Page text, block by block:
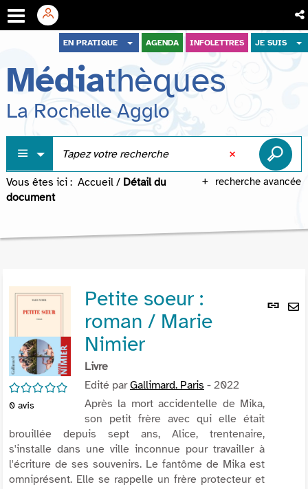
menu
contenu
recherche
EN PRATIQUE AGENDA INFOLETTRES JE SUIS
Médiathèques
La Rochelle Agglo
recherche avancée
Vous êtes ici : Accueil / Détail du
document
Lien
/5
0 avis
Petite soeur :
roman / Marie
Nimier
Livre
Edité parGallimard. Paris - 2022
Après la mort accidentelle de Mika,
son petit frère avec qui elle était
brouillée depuis sept ans, Alice, trentenaire,
s'installe dans une ville inconnue pour travailler à
l'écriture de ses souvenirs. Le fantôme de Mika est
omniprésent. Elle se rappelle un frère protecteur et